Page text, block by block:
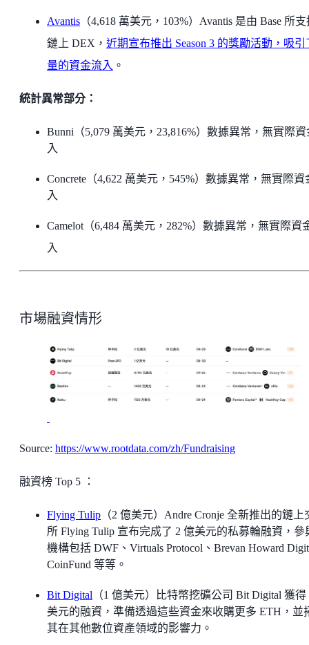
Avantis （4,618 萬美元，103%）Avantis 是由 Base 所
鏈上 DEX， 近期宣布推出 Season 3 的獎勵活動，吸引
量的資金流入 。
統計異常部分：
Bunni（5,079 萬美元，23,816%）數據異常，無實際
入
Concrete（4,622 萬美元，545%）數據異常，無實際資
入
Camelot（6,484 萬美元，282%）數據異常，無實際資
入
市場融資情形
Source: https://www.rootdata.com/zh/Fundraising
融資榜 Top 5 ：
Flying Tulip （2 億美元）Andre Cronje 全新推出的鏈上
所 Flying Tulip 宣布完成了 2 億美元的私募輪融資，參
機構包括 DWF、Virtuals Protocol、Brevan Howard
CoinFund 等等。
Bit Digital （1 億美元）比特幣挖礦公司 Bit Digital 獲得
美元的融資，準備透過這些資金來收購更多 ETH，並
其在其他數位資產領域的影響力。